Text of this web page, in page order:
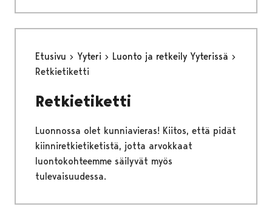
Etusivu Yyteri
Luonto ja retkeily Yyterissä
Retkietiketti
Retkietiketti
Luonnossa olet kunniavieras! Kiitos, että pidät
kiinniretkietiketistä, jotta arvokkaat
luontokohteemme säilyvät myös
tulevaisuudessa.